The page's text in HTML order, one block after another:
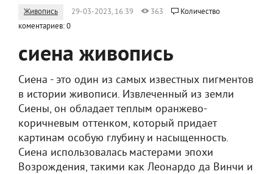
Живопись 29-03-2023, 16:39 363
Количество
коментариев: 0
сиена живопись
Сиена - это один из самых известных пигментов
в истории живописи. Извлеченный из земли
Сиены, он обладает теплым оранжево-
коричневым оттенком, который придает
картинам особую глубину и насыщенность.
Сиена использовалась мастерами эпохи
Возрождения, такими как Леонардо да Винчи и